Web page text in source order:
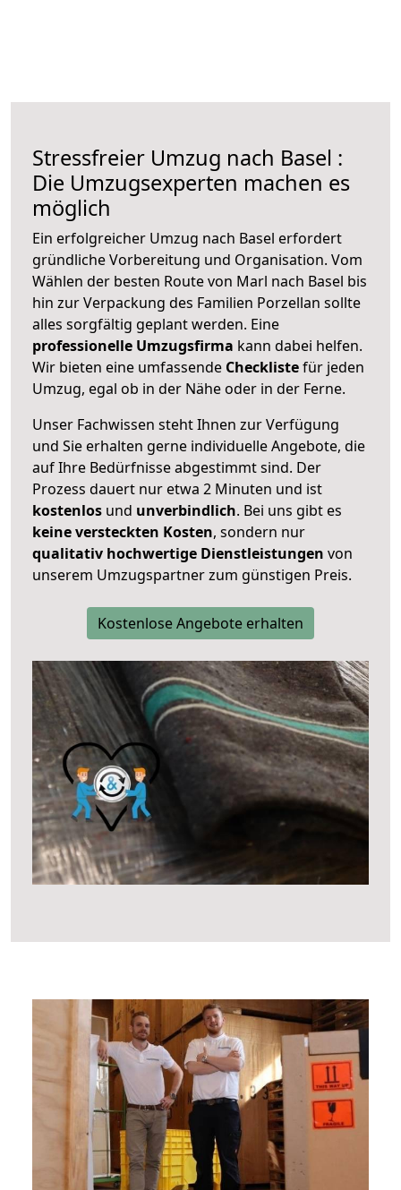
Stressfreier Umzug nach Basel :
Die Umzugsexperten machen es
möglich
Ein erfolgreicher Umzug nach Basel erfordert
gründliche Vorbereitung und Organisation. Vom
Wählen der besten Route von Marl nach Basel bis
hin zur Verpackung des Familien Porzellan sollte
alles sorgfältig geplant werden. Eine
professionelle Umzugsfirma kann dabei helfen.
Wir bieten eine umfassende Checklistefür jeden
Umzug, egal ob in der Nähe oder in der Ferne.
Unser Fachwissen steht Ihnen zur Verfügung
und Sie erhalten gerne individuelle Angebote, die
auf Ihre Bedürfnisse abgestimmt sind. Der
Prozess dauert nur etwa 2 Minuten und ist
kostenlos und unverbindlich. Bei uns gibt es
keine versteckten Kosten, sondern nur
qualitativ hochwertige Dienstleistungen von
unserem Umzugspartner zum günstigen Preis.
Kostenlose Angebote erhalten